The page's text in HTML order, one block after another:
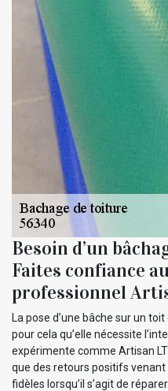
Besoin d’un
Faites confiance
professionnel
La pose d’une bâche sur un
pour cela qu’elle nécessite
expérimente comme Artisan
que des retours positifs
fidèles lorsqu’il s’agit de